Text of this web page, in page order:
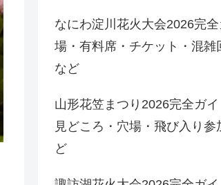
なにわ淀川花火大会2026完
場・有料席・チケット・混雑
など
山形花笠まつり2026完全ガイ
見どころ・穴場・飛び入り参
ど